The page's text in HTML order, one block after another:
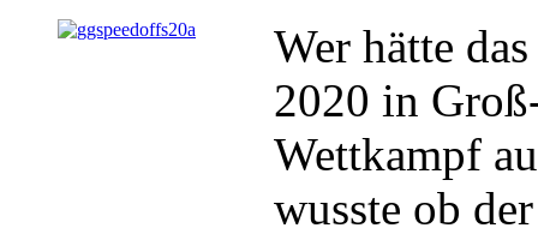
Wer hätte
2020 in
Wettkampf
wusste ob